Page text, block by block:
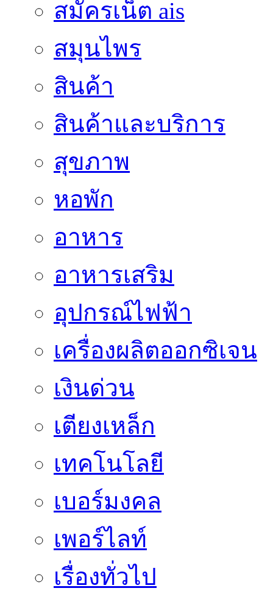
สมัครเน็ต ais
สมุนไพร
สินค้า
สินค้าและบริการ
สุขภาพ
หอพัก
อาหาร
อาหารเสริม
อุปกรณ์ไฟฟ้า
เครื่องผลิตออกซิเจน
เงินด่วน
เตียงเหล็ก
เทคโนโลยี
เบอร์มงคล
เพอร์ไลท์
เรื่องทั่วไป